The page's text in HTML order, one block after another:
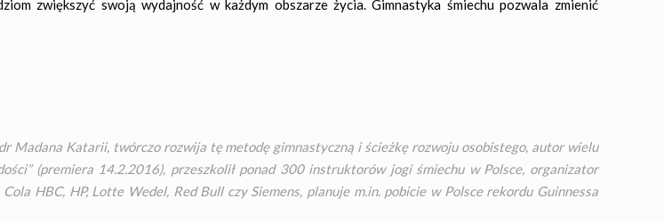
zwiększyć swoją wydajność w każdym obszarze życia. Gimnastyka śmiechu pozwala zmienić
Madana Katarii, twórczo rozwija tę metodę gimnastyczną i ścieżkę rozwoju osobistego, autor wielu
(premiera 14.2.2016), przeszkolił ponad 300 instruktorów jogi śmiechu w Polsce, organizator
HBC, HP, Lotte Wedel, Red Bull czy Siemens, planuje m.in. pobicie w Polsce rekordu Guinnessa